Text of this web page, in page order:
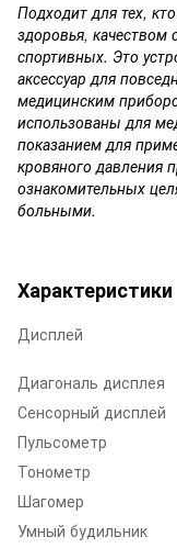
Подходит для тех,
здоровья, качеством
спортивных. Это
аксессуар для
медицинским
использованы для
показанием для
кровяного давления
ознакомительных
больными.
Характеристики
Дисплей
Диагональ дисплея
Сенсорный дисплей
Пульсометр
Тонометр
Шагомер
Умный будильник